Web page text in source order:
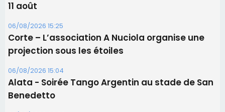
Benedetto
05/08/2026 09:53
Biguglia : messe de la Sainte-Marie et
procession le 14 août
Les plus lus